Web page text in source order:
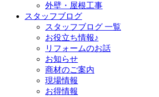
外壁・屋根工事
スタッフブログ
スタッフブログ 一覧
お役立ち情報♪
リフォームのお話
お知らせ
商材のご案内
現場情報
お得情報